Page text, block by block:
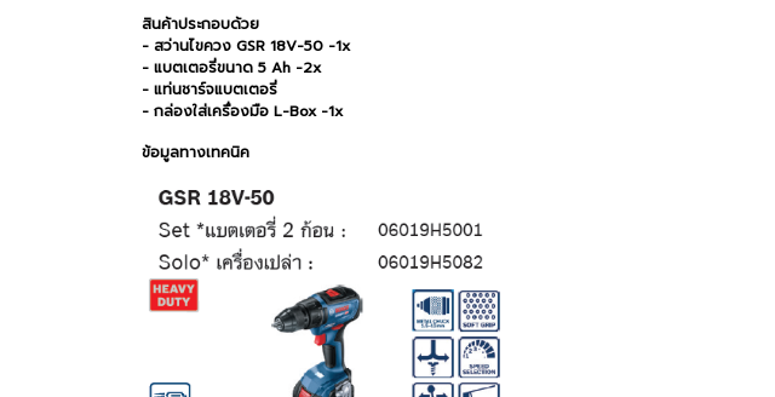
สินค้าประกอบด้วย
- สว่านไขควง GSR 18V-50 -1x
- แบตเตอรี่ขนาด 5 Ah -2x
- แท่นชาร์จแบตเตอรี่
- กล่องใส่เครื่องมือ L-Box -1x
ข้อมูลทางเทคนิค